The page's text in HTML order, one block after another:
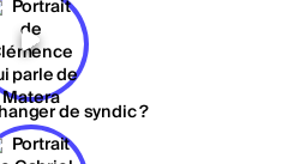
de syndic ?